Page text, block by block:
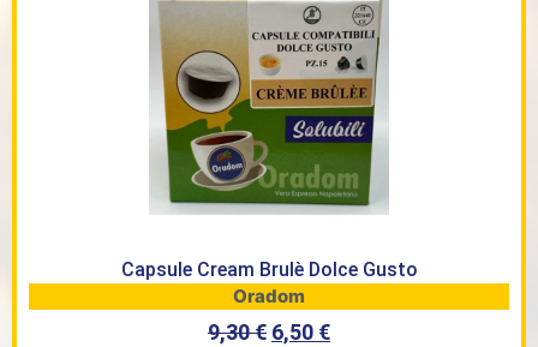
Capsule Cream Brulè Dolce Gusto
Oradom
9,30€ 6,50 €